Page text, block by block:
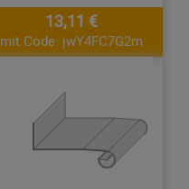
13,11 €
mit Code: jwY4FC7G2m